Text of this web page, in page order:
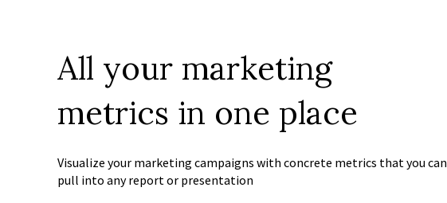
All your marketing
metrics in one place
Visualize your marketing campaigns with concrete metrics that you can
pull into any report or presentation